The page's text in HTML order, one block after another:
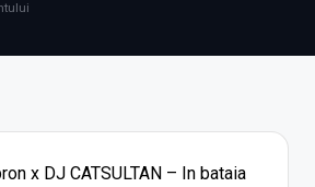
x DJ CATSULTAN – In bataia